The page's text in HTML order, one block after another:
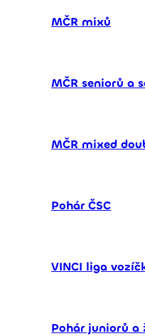
MČR mixů
MČR seniorů a
MČR mixed
Pohár ČSC
VINCI liga
Pohár juniorů a